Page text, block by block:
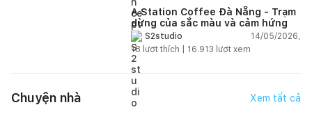
A Station Coffee Đà Nẵng - Trạm
dừng của sắc màu và cảm hứng
S2studio
14/05/2026,
18 lượt thích | 16.913 lượt xem
Chuyện nhà Xem tất cả